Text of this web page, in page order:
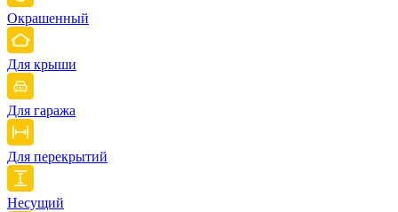
Окрашенный
Для крыши
Для гаража
Для перекрытий
Несущий